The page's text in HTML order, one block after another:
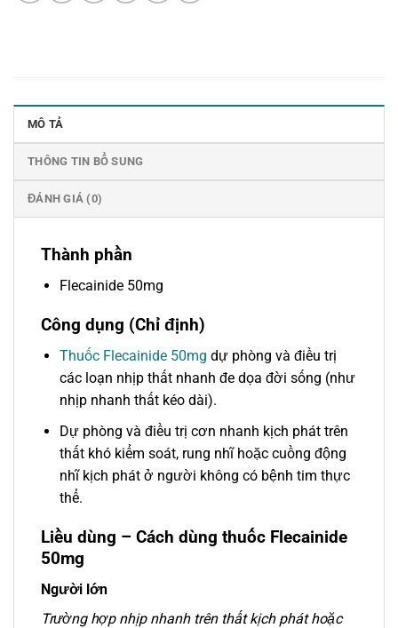
MÔ TẢ
THÔNG TIN BỔ SUNG
ĐÁNH GIÁ (0)
Thành phần
Flecainide 50mg
Công dụng (Chỉ định)
Thuốc Flecainide 50mg dự phòng và điều trị
các loạn nhịp thất nhanh đe dọa đời sống (như
nhịp nhanh thất kéo dài).
Dự phòng và điều trị cơn nhanh kịch phát trên
thất khó kiểm soát, rung nhĩ hoặc cuồng động
nhĩ kịch phát ở người không có bệnh tim thực
thể.
Liều dùng – Cách dùng thuốc Flecainide
50mg
Người lớn
Trường hợp nhịp nhanh trên thất kịch phát hoặc